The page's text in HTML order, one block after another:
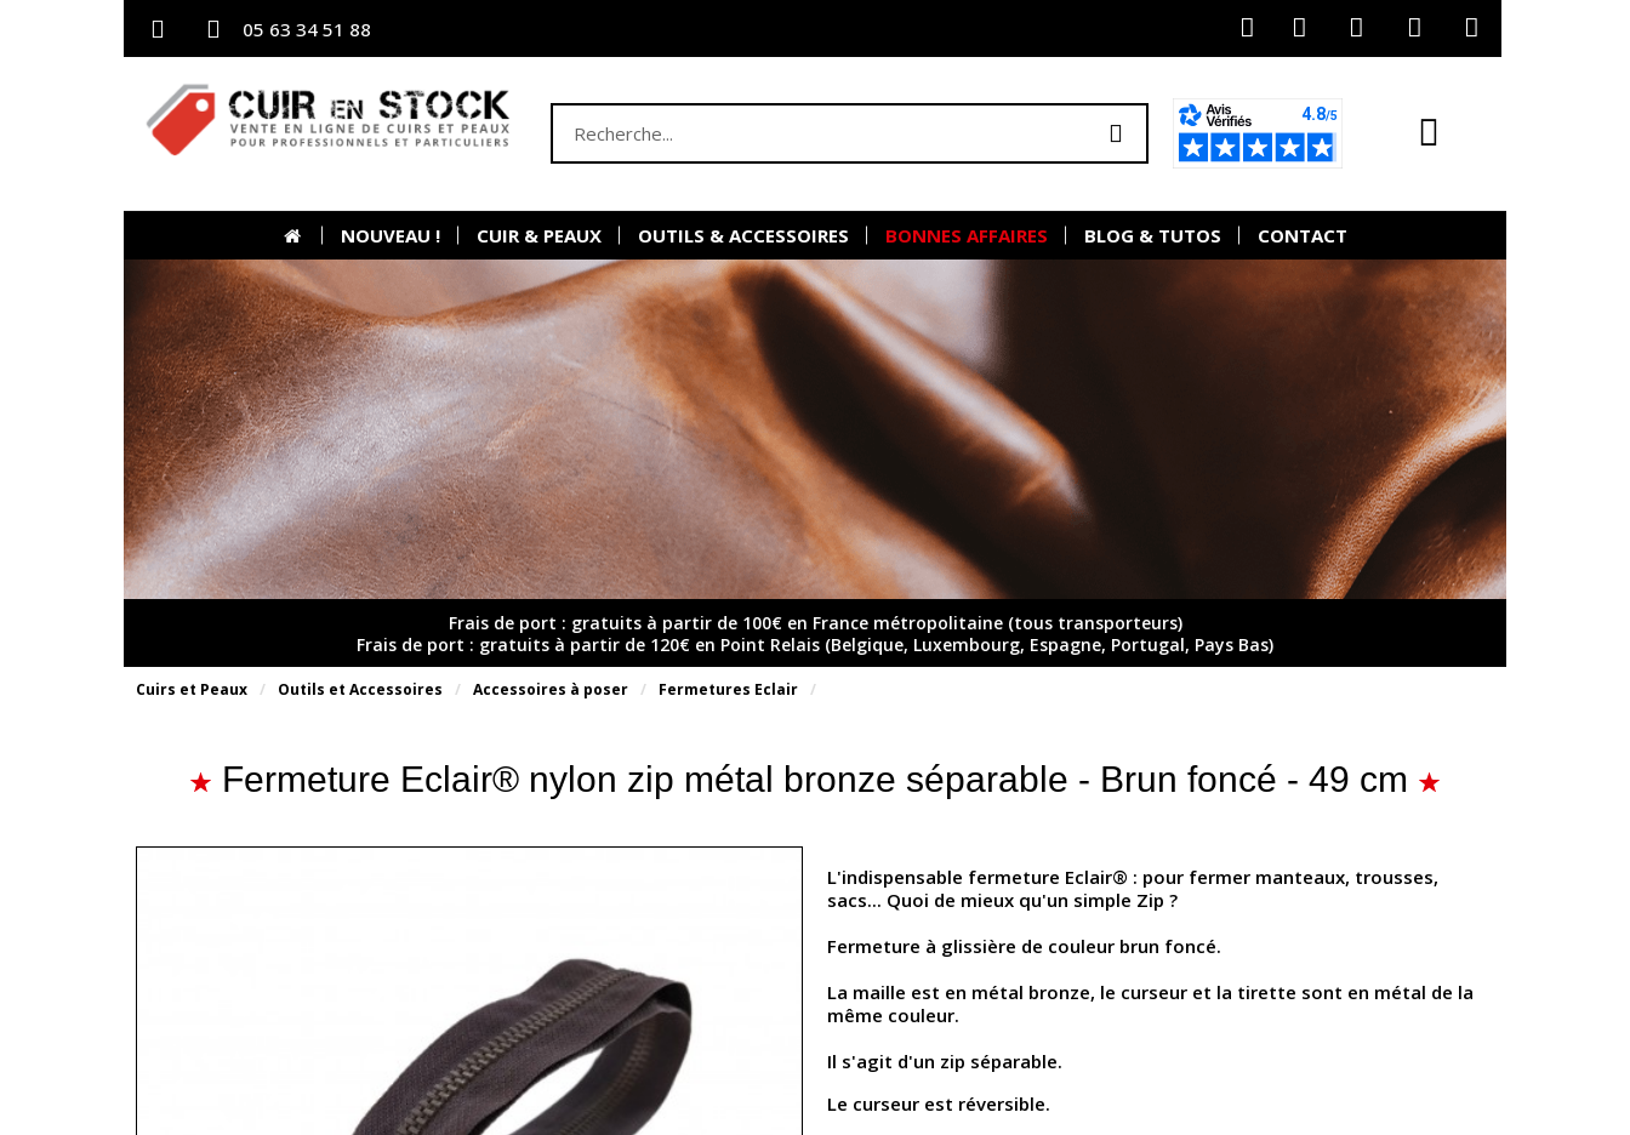
05 63 34 51 88
NOUVEAU ! CUIR & PEAUX OUTILS & ACCESSOIRES BONNES AFFAIRES BLOG & TUTOS CONTACT
Frais de port : gratuits à partir de 100€ en France métropolitaine (tous transporteurs)
Frais de port : gratuits à partir de 120€ en Point Relais (Belgique, Luxembourg, Espagne, Portugal, Pays Bas)
Cuirs et Peaux Outils et Accessoires Accessoires à poser Fermetures Eclair
Fermeture Eclair® nylon zip métal bronze séparable - Brun foncé - 49 cm
L'indispensable fermeture Eclair® : pour fermer manteaux, trousses,
sacs... Quoi de mieux qu'un simple Zip ?
Fermeture à glissière de couleur brun foncé.
La maille est en métal bronze, le curseur et la tirette sont en métal de la
même couleur.
Il s'agit d'un zip séparable.
Le curseur est réversible.